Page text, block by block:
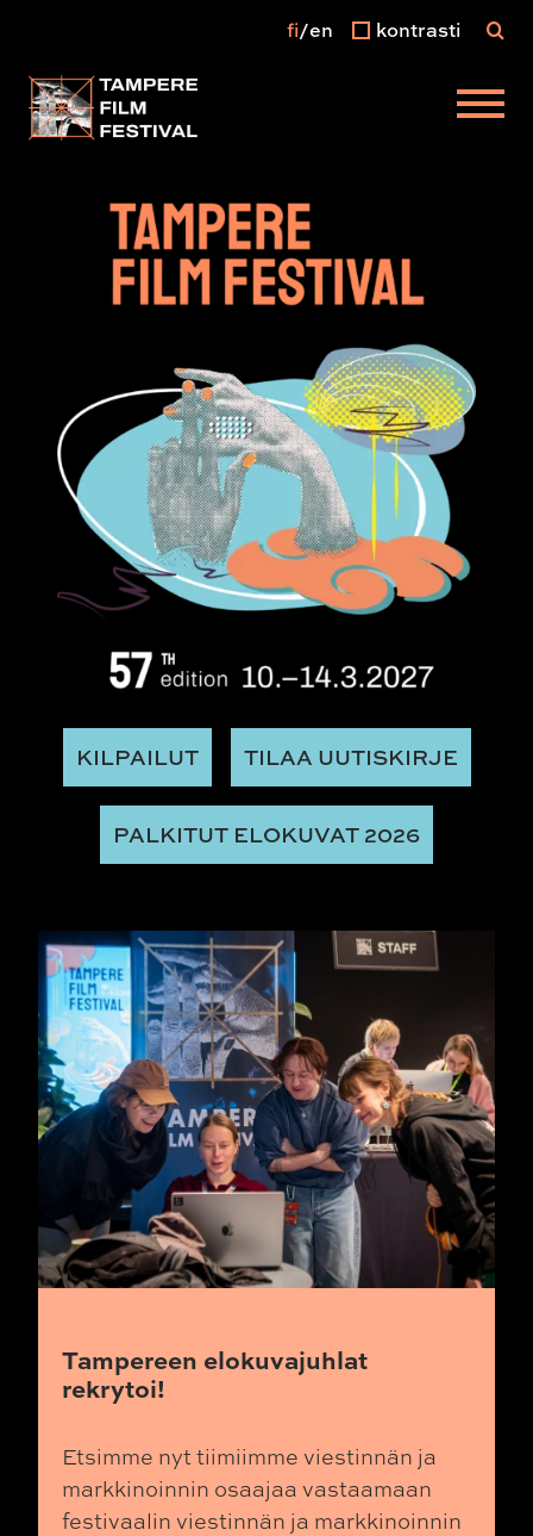
Päävalikko
fi en kontrasti
KILPAILUT TILAA UUTISKIRJE
PALKITUT ELOKUVAT 2026
Tampereen elokuvajuhlat
rekrytoi!
Etsimme nyt tiimiimme viestinnän ja
markkinoinnin osaajaa vastaamaan
festivaalin viestinnän ja markkinoinnin